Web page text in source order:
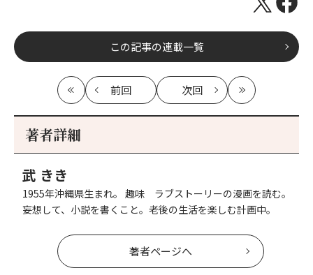
この記事の連載一覧
最
初
前回
記
次回
記
最
新
著者詳細
武 きき
1955年沖縄県生まれ。 趣味 ラブストーリーの漫画を読む。
妄想して、小説を書くこと。老後の生活を楽しむ計画中。
著者ページへ